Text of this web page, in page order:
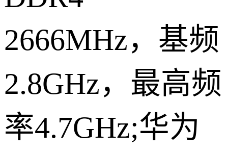
2666MHz，基频
2.8GHz，最高频
率4.7GHz;华为